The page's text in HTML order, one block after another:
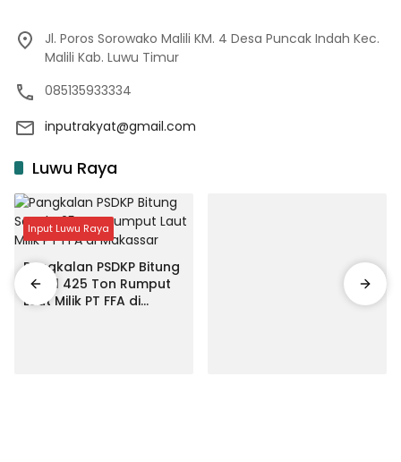
Jl. Poros Sorowako Malili KM. 4 Desa Puncak Indah Kec.
Malili Kab. Luwu Timur
085135933334
inputrakyat@gmail.com
Luwu Raya
Input Luwu Raya
Pangkalan PSDKP Bitung
Segel 425 Ton Rumput
Laut Milik PT FFA di